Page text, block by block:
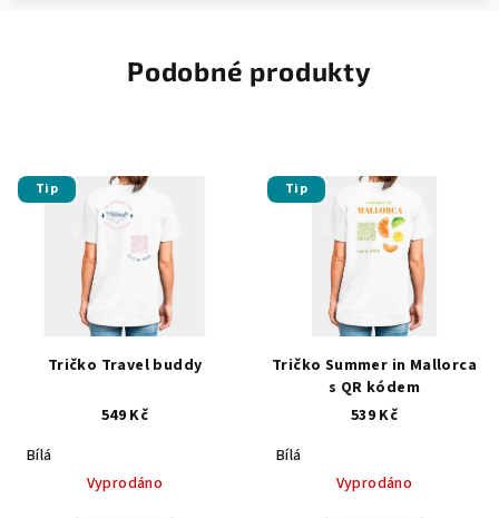
Podobné produkty
Tip
Tričko Travel buddy
549 Kč
Bílá
Vyprodáno
Tip
Tričko Summer in Mallorca
s QR kódem
539 Kč
Bílá
Vyprodáno